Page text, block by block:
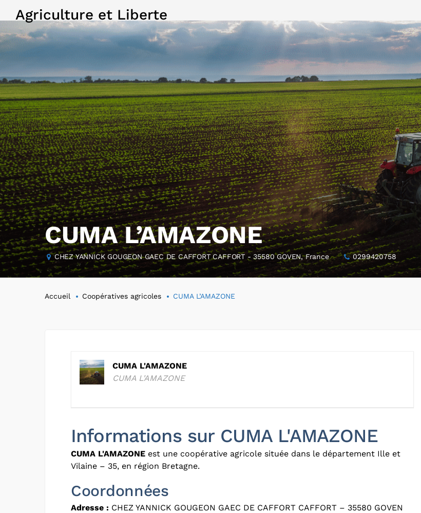
Agriculture et Liberte
CUMA L’AMAZONE
CHEZ YANNICK GOUGEON GAEC DE CAFFORT CAFFORT - 35580 GOVEN, France 0299420758
Accueil Coopératives agricoles CUMA L’AMAZONE
CUMA L'AMAZONE
CUMA L'AMAZONE
Informations sur CUMA L'AMAZONE
CUMA L'AMAZONE est une coopérative agricole située dans le département Ille et
Vilaine – 35, en région Bretagne.
Coordonnées
Adresse : CHEZ YANNICK GOUGEON GAEC DE CAFFORT CAFFORT – 35580 GOVEN